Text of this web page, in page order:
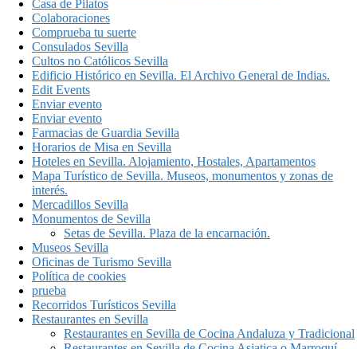
Casa de Pilatos
Colaboraciones
Comprueba tu suerte
Consulados Sevilla
Cultos no Católicos Sevilla
Edificio Histórico en Sevilla. El Archivo General de Indias.
Edit Events
Enviar evento
Enviar evento
Farmacias de Guardia Sevilla
Horarios de Misa en Sevilla
Hoteles en Sevilla. Alojamiento, Hostales, Apartamentos
Mapa Turístico de Sevilla. Museos, monumentos y zonas de
interés.
Mercadillos Sevilla
Monumentos de Sevilla
Setas de Sevilla. Plaza de la encarnación.
Museos Sevilla
Oficinas de Turismo Sevilla
Política de cookies
prueba
Recorridos Turísticos Sevilla
Restaurantes en Sevilla
Restaurantes en Sevilla de Cocina Andaluza y Tradicional